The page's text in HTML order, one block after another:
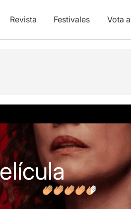
Revista Festivales Vota
Opiniones Artículos